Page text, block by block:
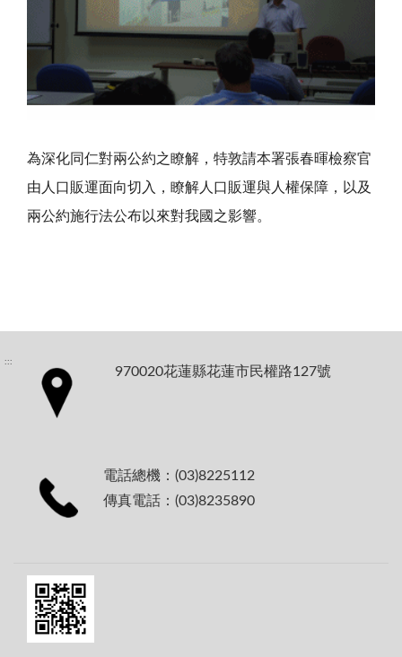
為深化同仁對兩公約之瞭解，特敦請本署張春暉檢察官
由人口販運面向切入，瞭解人口販運與人權保障，以及
兩公約施行法公布以來對我國之影響。
:::
970020花蓮縣花蓮市民權路127號
電話總機：(03)8225112
傳真電話：(03)8235890